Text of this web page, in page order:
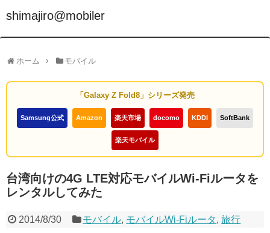
shimajiro@mobiler
ホーム モバイル
「Galaxy Z Fold8」シリーズ発売
Samsung公式 Amazon 楽天市場 docomo KDDI SoftBank
楽天モバイル
台湾向けの4G LTE対応モバイルWi-Fiルータを
レンタルしてみた
2014/8/30 モバイル, モバイルWi-Fiルータ,旅行